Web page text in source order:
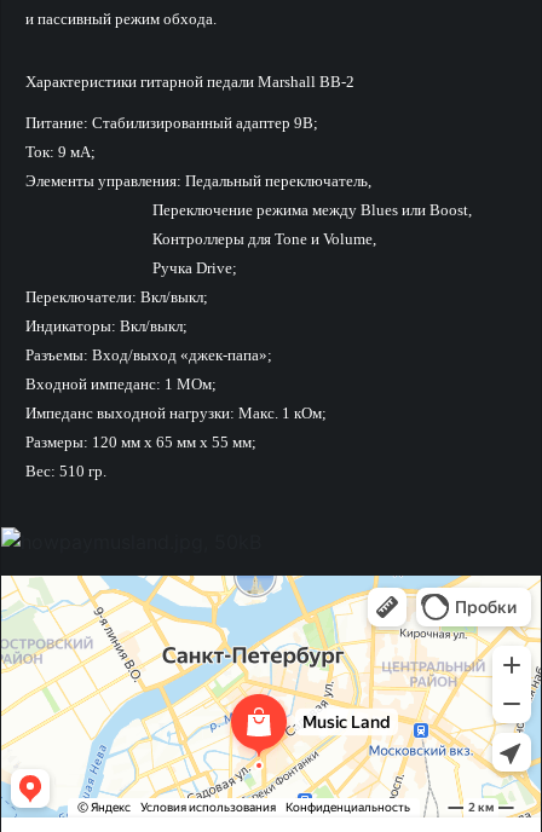
и пассивный режим обхода.
Характеристики гитарной педали Marshall BB-2
Питание: Стабилизированный адаптер 9В;
Ток: 9 мА;
Элементы управления: Педальный переключатель,
Переключение режима между Blues или Boost,
Контроллеры для Tone и Volume,
Ручка Drive;
Переключатели: Вкл/выкл;
Индикаторы: Вкл/выкл;
Разъемы: Вход/выход «джек-папа»;
Входной импеданс: 1 МОм;
Импеданс выходной нагрузки: Макс. 1 кОм;
Размеры: 120 мм x 65 мм x 55 мм;
Вес: 510 гр.